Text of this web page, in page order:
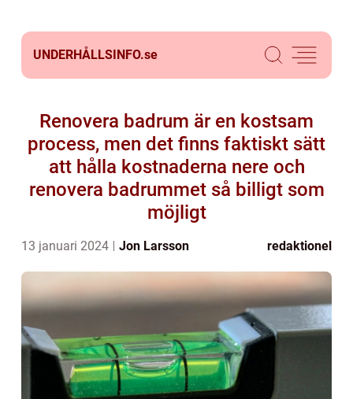
UNDERHÅLLSINFO.se
Renovera badrum är en kostsam
process, men det finns faktiskt sätt
att hålla kostnaderna nere och
renovera badrummet så billigt som
möjligt
13 januari 2024 Jon Larsson redaktionel